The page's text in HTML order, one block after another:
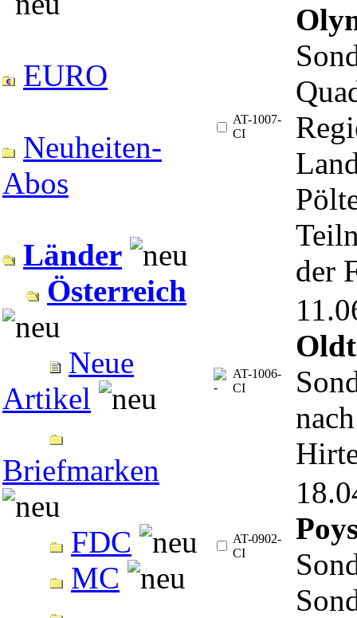
EURO
Neuheiten-
Abos
Länder
Österreich
Neue
Artikel
Briefmarken
FDC
MC
AT-1007-
CI
der
AT-1006-
CI
AT-0902-
CI